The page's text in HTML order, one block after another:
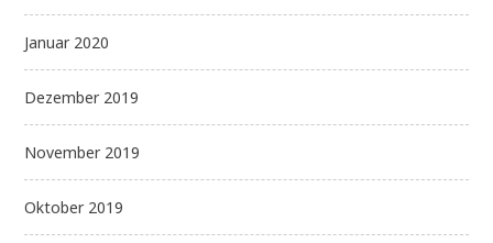
Januar 2020
Dezember 2019
November 2019
Oktober 2019